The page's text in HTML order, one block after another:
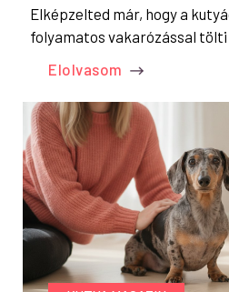
Elképzelted már, hogy a
folyamatos vakarózással tölti
Elolvasom